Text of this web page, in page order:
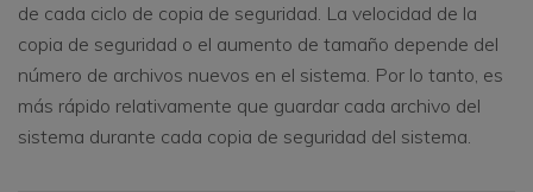
de cada ciclo de copia de seguridad. La velocidad de la
copia de seguridad o el aumento de tamaño depende del
número de archivos nuevos en el sistema. Por lo tanto, es
más rápido relativamente que guardar cada archivo del
sistema durante cada copia de seguridad del sistema.